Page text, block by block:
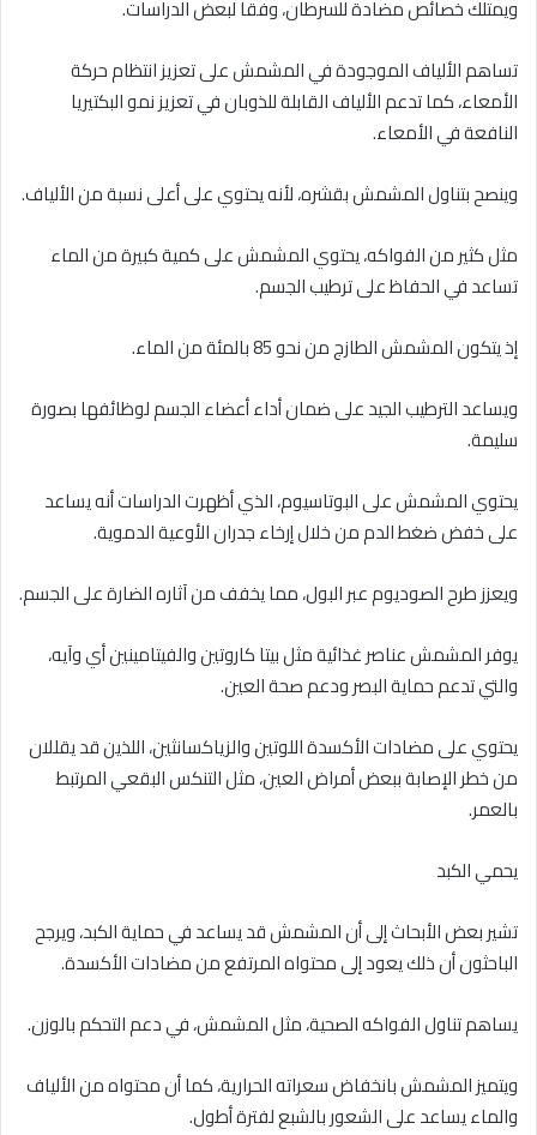
ويمتلك خصائص مضادة للسرطان، وفقا لبعض الدراسات.
تساهم الألياف الموجودة في المشمش على تعزيز انتظام حركة
الأمعاء، كما تدعم الألياف القابلة للذوبان في تعزيز نمو البكتيريا
النافعة في الأمعاء.
وينصح بتناول المشمش بقشره، لأنه يحتوي على أعلى نسبة من الألياف.
مثل كثير من الفواكه، يحتوي المشمش على كمية كبيرة من الماء
تساعد في الحفاظ على ترطيب الجسم.
إذ يتكون المشمش الطازج من نحو 85 بالمئة من الماء.
ويساعد الترطيب الجيد على ضمان أداء أعضاء الجسم لوظائفها بصورة
سليمة.
يحتوي المشمش على البوتاسيوم، الذي أظهرت الدراسات أنه يساعد
على خفض ضغط الدم من خلال إرخاء جدران الأوعية الدموية.
ويعزز طرح الصوديوم عبر البول، مما يخفف من آثاره الضارة على الجسم.
يوفر المشمش عناصر غذائية مثل بيتا كاروتين والفيتامينين أي وآيه،
والتي تدعم حماية البصر ودعم صحة العين.
يحتوي على مضادات الأكسدة اللوتين والزياكسانثين، اللذين قد يقللان
من خطر الإصابة ببعض أمراض العين، مثل التنكس البقعي المرتبط
بالعمر.
يحمي الكبد
تشير بعض الأبحاث إلى أن المشمش قد يساعد في حماية الكبد، ويرجح
الباحثون أن ذلك يعود إلى محتواه المرتفع من مضادات الأكسدة.
يساهم تناول الفواكه الصحية، مثل المشمش، في دعم التحكم بالوزن.
ويتميز المشمش بانخفاض سعراته الحرارية، كما أن محتواه من الألياف
والماء يساعد على الشعور بالشبع لفترة أطول.